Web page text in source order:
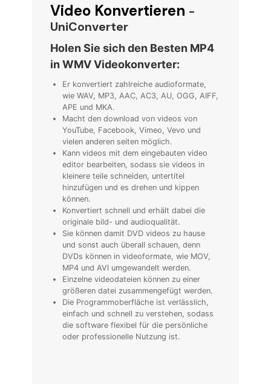
Video Konvertieren -
UniConverter
Holen Sie sich den Besten MP4
in WMV Videokonverter:
Er konvertiert zahlreiche audioformate,
wie WAV, MP3, AAC, AC3, AU, OGG, AIFF,
APE und MKA.
Macht den download von videos von
YouTube, Facebook, Vimeo, Vevo und
vielen anderen seiten möglich.
Kann videos mit dem eingebauten video
editor bearbeiten, sodass sie videos in
kleinere teile schneiden, untertitel
hinzufügen und es drehen und kippen
können.
Konvertiert schnell und erhält dabei die
originale bild- und audioqualität.
Sie können damit DVD videos zu hause
und sonst auch überall schauen, denn
DVDs können in videoformate, wie MOV,
MP4 und AVI umgewandelt werden.
Einzelne videodateien können zu einer
größeren datei zusammengefügt werden.
Die Programmoberfläche ist verlässlich,
einfach und schnell zu verstehen, sodass
die software flexibel für die persönliche
oder professionelle Nutzung ist.